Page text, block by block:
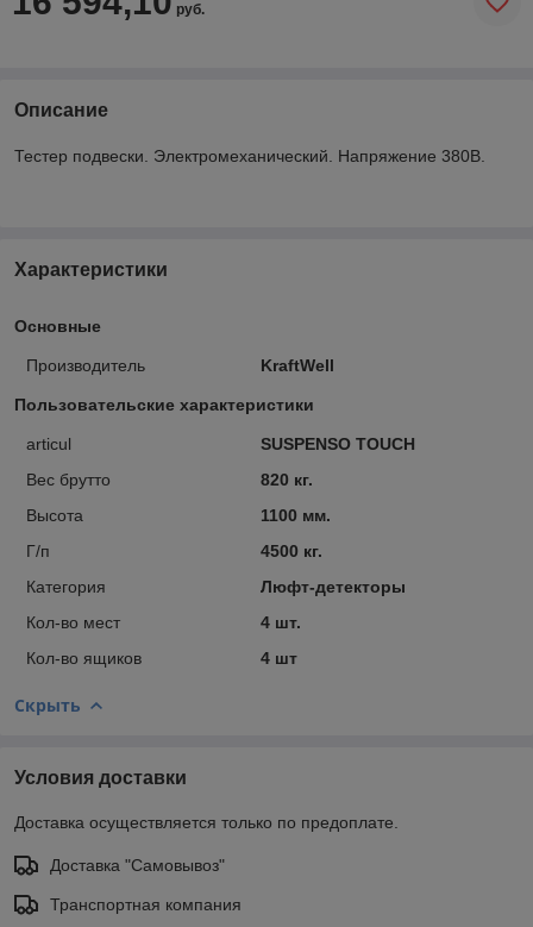
руб.
Описание
Тестер подвески. Электромеханический. Напряжение 380В.
Характеристики
Основные
Производитель KraftWell
Пользовательские характеристики
articul
SUSPENSO TOUCH
Вес брутто
820 кг.
Высота
1100 мм.
Г/п
4500 кг.
Категория
Люфт-детекторы
Кол-во мест
4 шт.
Кол-во ящиков
4 шт
Скрыть
Условия доставки
Доставка осуществляется только по предоплате.
Доставка "Самовывоз"
Транспортная компания